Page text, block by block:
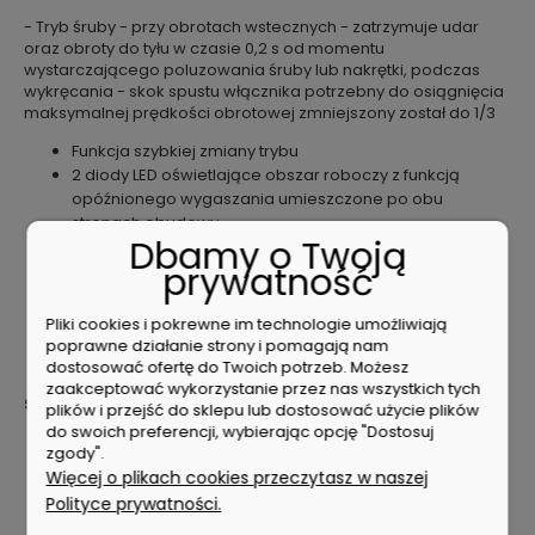
- Tryb śruby - przy obrotach wstecznych - zatrzymuje udar
oraz obroty do tyłu w czasie 0,2 s od momentu
wystarczającego poluzowania śruby lub nakrętki, podczas
wykręcania - skok spustu włącznika potrzebny do osiągnięcia
maksymalnej prędkości obrotowej zmniejszony został do 1/3
Funkcja szybkiej zmiany trybu
2 diody LED oświetlające obszar roboczy z funkcją
opóźnionego wygaszania umieszczone po obu
stronach obudowy
Maksymalny moment obrotowy - 180 Nm
Ergonomicznie zaprojektowany uchwyt pokryty
elastomerem
Dostarczana w walizce systemowej MAKPAC z 2
akumulatorami BL1850B (18 V / 5,0 Ah) i ładowarką
DC18RC
Specyfikacja techniczna
Napięcie zasilania: 18 V
Typ akumulatorów: Li-ion
Obsługiwane akumulatory: 1,5 / 2,0 / 3,0 / 4,0 / 5,0 / 6,0
Ah
Dbamy o Twoją
prywatność
Pliki cookies i pokrewne im technologie umożliwiają
poprawne działanie strony i pomagają nam
dostosować ofertę do Twoich potrzeb. Możesz
zaakceptować wykorzystanie przez nas wszystkich tych
plików i przejść do sklepu lub dostosować użycie plików
do swoich preferencji, wybierając opcję "Dostosuj
zgody".
Więcej o plikach cookies przeczytasz w naszej
Polityce prywatności.